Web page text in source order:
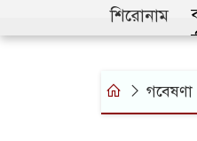
শিরোনাম
জুলাই গণঅভ্যুত্থানের দ্বিতীয়
চুয়াডাঙ্গায় লিগ্যাল এইড
গবেষণা